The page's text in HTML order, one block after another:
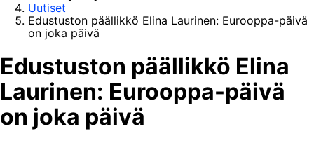
Uutiset
Edustuston päällikkö Elina Laurinen: Eurooppa-päivä
on joka päivä
Edustuston päällikkö Elina
Laurinen: Eurooppa-päivä
on joka päivä